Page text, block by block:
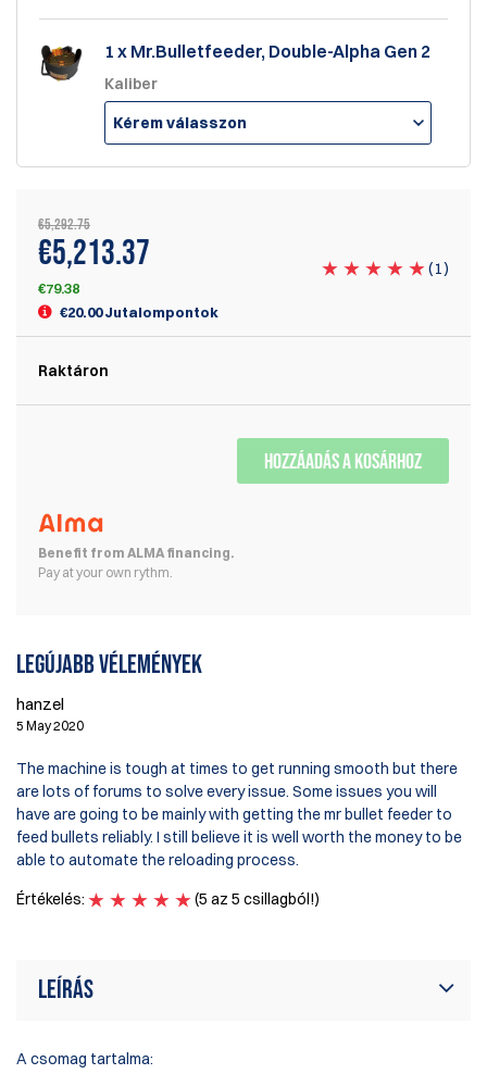
1 x Mr.Bulletfeeder, Double-Alpha Gen 2
Kaliber
Kérem válasszon
€5,292.75
€5,213.37
€79.38
€20.00 Jutalompontok
(1)
Raktáron
HOZZÁADÁS A KOSÁRHOZ
Benefit from ALMA financing.
Pay at your own rythm.
Legújabb vélemények
hanzel
5 May 2020
The machine is tough at times to get running smooth but there
are lots of forums to solve every issue. Some issues you will
have are going to be mainly with getting the mr bullet feeder to
feed bullets reliably. I still believe it is well worth the money to be
able to automate the reloading process.
Értékelés:
(5 az 5 csillagból!)
Leírás
A csomag tartalma: